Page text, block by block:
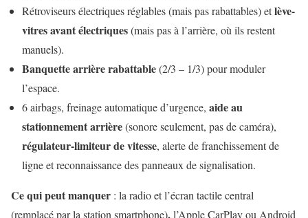
Rétroviseurs électriquesréglables (mais pas rabattables) etlève-
vitres avant électriques(mais pas à l’arrière, où ils restent
manuels).
Banquette arrière rabattable(2/3 – 1/3) pour moduler
l’espace.
6 airbags, freinage automatique d’urgence, aide au
stationnement arrière(sonore seulement, pas de caméra),
régulateur-limiteur de vitesse, alerte de franchissement de
ligne et reconnaissance des panneaux de signalisation.
Ce qui peut manquer : la radio et l’écran tactile central
(remplacé par la station smartphone),l’Apple CarPlay ou Android